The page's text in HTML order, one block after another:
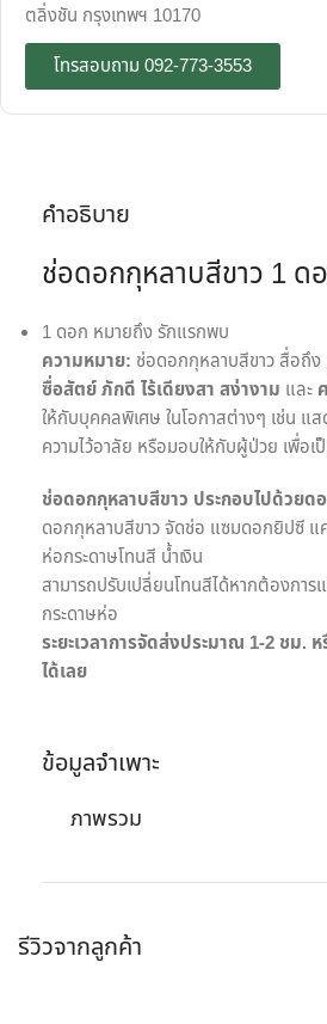
ตลิ่งชัน กรุงเทพฯ 10170
โทรสอบถาม 092-773-3553
ข้อมูลจำเพาะ
ภาพรวม
รีวิวจากลูกค้า
คำอธิบาย
ช่อดอกกุหลาบสีขาว 1 ด
1 ดอก หมายถึง รักแรกพบ
ความหมาย: ช่อดอกกุหลาบสีขาว สื่อถึง
ซื่อสัตย์ภักดี ไร้เดียงสา สง่างาม และ
ให้กับบุคคลพิเศษ ในโอกาสต่างๆ เช่น แ
ความไว้อาลัย หรือมอบให้กับผู้ป่วย เพื่อเ
ช่อดอกกุหลาบสีขาว ประกอบไปด้วยด
ดอกกุหลาบสีขาว จัดช่อ แซมดอกยิปซี แ
ห่อกระดาษโทนสี น้ำเงิน
สามารถปรับเปลี่ยนโทนสีได้หากต้องการ
กระดาษห่อ
ระยะเวลาการจัดส่งประมาณ 1-2 ชม.
ได้เลย